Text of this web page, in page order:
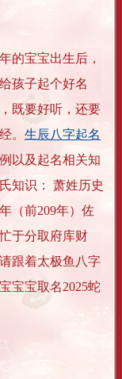
的宝宝出生后，
孩子起个好名
既要好听，还要
。 生辰八字起名
以及起名相关知
知识： 萧姓历史
（前209年）佐
于分取府库财
跟着太极鱼八字
宝宝取名2025蛇